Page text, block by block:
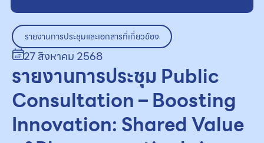
รายงานการประชุมและเอกสารที่เกี่ยวข้อง
27 สิงหาคม 2568
รายงานการประชุม Public
Consultation – Boosting
Innovation: Shared Value